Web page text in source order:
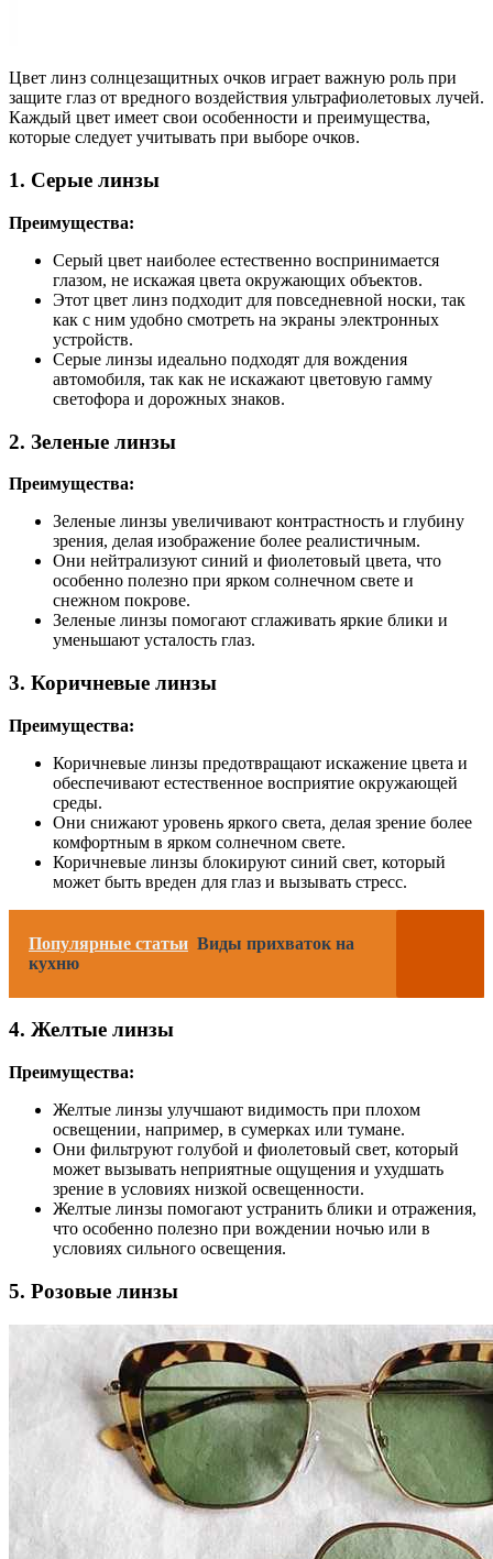
Цвет линз солнцезащитных очков играет важную роль при
защите глаз от вредного воздействия ультрафиолетовых лучей.
Каждый цвет имеет свои особенности и преимущества,
которые следует учитывать при выборе очков.
1. Серые линзы
Преимущества:
Серый цвет наиболее естественно воспринимается
глазом, не искажая цвета окружающих объектов.
Этот цвет линз подходит для повседневной носки, так
как с ним удобно смотреть на экраны электронных
устройств.
Серые линзы идеально подходят для вождения
автомобиля, так как не искажают цветовую гамму
светофора и дорожных знаков.
2. Зеленые линзы
Преимущества:
Зеленые линзы увеличивают контрастность и глубину
зрения, делая изображение более реалистичным.
Они нейтрализуют синий и фиолетовый цвета, что
особенно полезно при ярком солнечном свете и
снежном покрове.
Зеленые линзы помогают сглаживать яркие блики и
уменьшают усталость глаз.
3. Коричневые линзы
Преимущества:
Коричневые линзы предотвращают искажение цвета и
обеспечивают естественное восприятие окружающей
среды.
Они снижают уровень яркого света, делая зрение более
комфортным в ярком солнечном свете.
Коричневые линзы блокируют синий свет, который
может быть вреден для глаз и вызывать стресс.
Популярные статьи Виды прихваток на
кухню
4. Желтые линзы
Преимущества:
Желтые линзы улучшают видимость при плохом
освещении, например, в сумерках или тумане.
Они фильтруют голубой и фиолетовый свет, который
может вызывать неприятные ощущения и ухудшать
зрение в условиях низкой освещенности.
Желтые линзы помогают устранить блики и отражения,
что особенно полезно при вождении ночью или в
условиях сильного освещения.
5. Розовые линзы